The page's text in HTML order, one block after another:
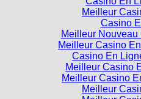
Meilleur
Casino
Meilleur Nouveau
Meilleur Casino
Casino En
Meilleur Casino
Meilleur Casino
Meilleur
Meilleur